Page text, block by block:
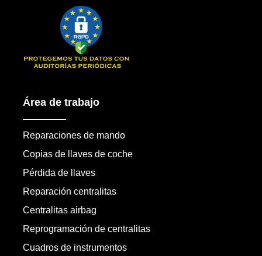
Área de trabajo
Reparaciones de mando
Copias de llaves de coche
Pérdida de llaves
Reparación centralitas
Centralitas airbag
Reprogramación de centralitas
Cuadros de instrumentos